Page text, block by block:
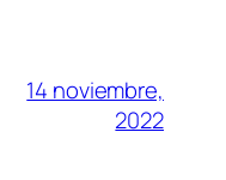
14 noviembre,
2022